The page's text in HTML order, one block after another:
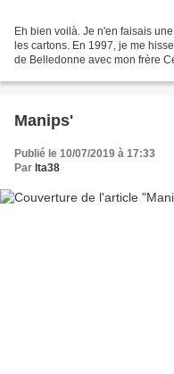
Eh bien voilà. Je n'en faisais
les cartons. En 1997, je me
de Belledonne avec mon frère
Manips'
Publié le 10/07/2019 à 17:33
Par lta38